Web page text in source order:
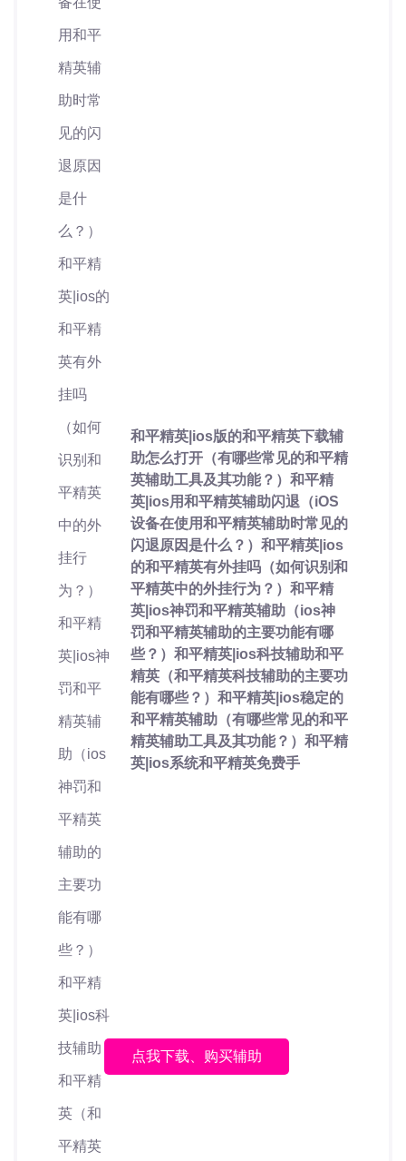
和平精英|ios版的和平精英下载辅
助怎么打开（有哪些常见的和平精
英辅助工具及其功能？）和平精
英|ios用和平精英辅助闪退（iOS
设备在使用和平精英辅助时常见的
闪退原因是什么？）和平精英|ios
的和平精英有外挂吗（如何识别和
平精英中的外挂行为？）和平精
英|ios神罚和平精英辅助（ios神
罚和平精英辅助的主要功能有哪
些？）和平精英|ios科技辅助和平
精英（和平精英科技辅助的主要功
能有哪些？）和平精英|ios稳定的
和平精英辅助（有哪些常见的和平
精英辅助工具及其功能？）和平精
英|ios系统和平精英免费手
点我下载、购买辅助